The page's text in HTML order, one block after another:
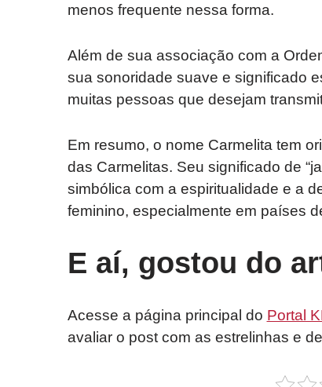
menos frequente nessa forma.
Além de sua associação com a
sua sonoridade suave e significado
muitas pessoas que desejam
Em resumo, o nome Carmelita tem
das Carmelitas. Seu significado de
simbólica com a espiritualidade e a
feminino, especialmente em países
E aí, gostou do
Acesse a página principal do Portal
avaliar o post com as estrelinhas e